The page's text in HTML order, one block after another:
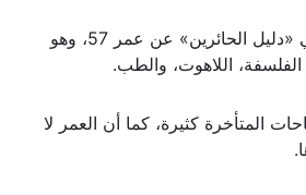
أعد عمله الرئيسي «دليل الحائرين» عن عمر 57، وهو
اللاهوت، والطب.
المتأخرة كثيرة، كما أن العمر لا